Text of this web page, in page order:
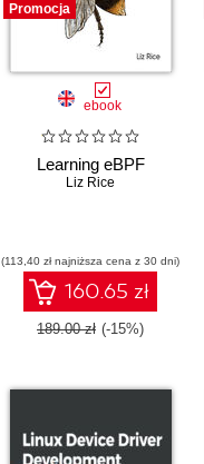
Promocja
ebook
Learning eBPF
Liz Rice
(113,40 zł najniższa cena z 30 dni)
160.65 zł
189.00 zł (-15%)